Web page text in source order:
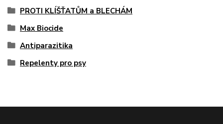
PROTI KLÍŠŤATŮM a BLECHÁM
Max Biocide
Antiparazitika
Repelenty pro psy